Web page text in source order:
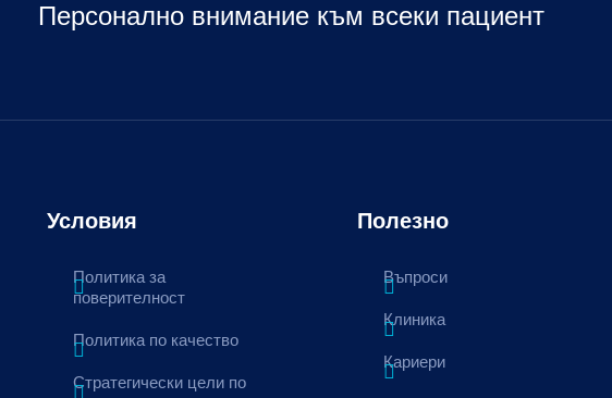
Персонално внимание към всеки пациент
Условия
Политика за
поверителност
Политика по качество
Стратегически цели по
Полезно
Въпроси
Клиника
Кариери